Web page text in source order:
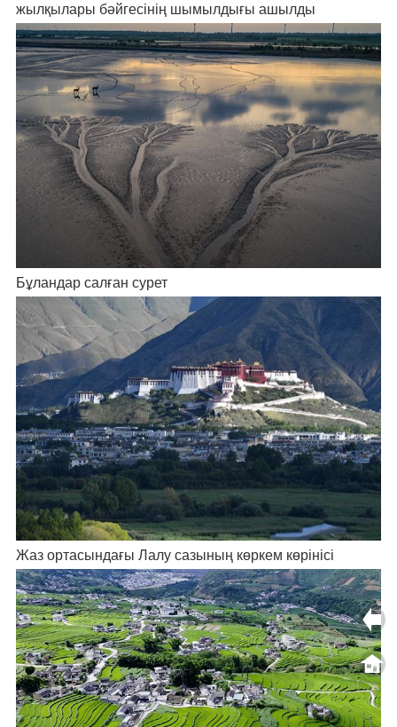
жылқылары бәйгесінің шымылдығы ашылды
Бұландар салған сурет
Жаз ортасындағы Лалу сазының көркем көрінісі